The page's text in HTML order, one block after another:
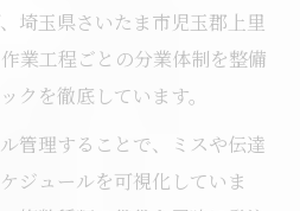
埼玉県さいたま市児玉郡上里
業工程ごとの分業体制を整備
クを徹底しています。
管理することで、ミスや伝達
ジュールを可視化していま